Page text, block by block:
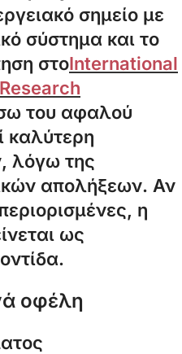
σημείο με
σύστημα και το
στοInternational
του αφαλού
καλύτερη
λόγω της
απολήξεων. Αν
η
ως
οφέλη